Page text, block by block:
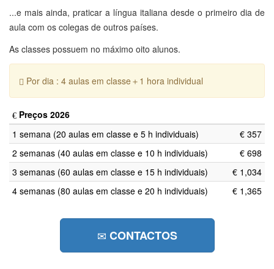
...e mais ainda, praticar a língua italiana desde o primeiro dia de
aula com os colegas de outros países.
As classes possuem no máximo oito alunos.
Por dia : 4 aulas em classe＋1 hora individual
Preços 2026
1 semana (20 aulas em classe e 5 h individuais)
€ 357
2 semanas (40 aulas em classe e 10 h individuais)
€ 698
3 semanas (60 aulas em classe e 15 h individuais)
€ 1,034
4 semanas (80 aulas em classe e 20 h individuais)
€ 1,365
CONTACTOS